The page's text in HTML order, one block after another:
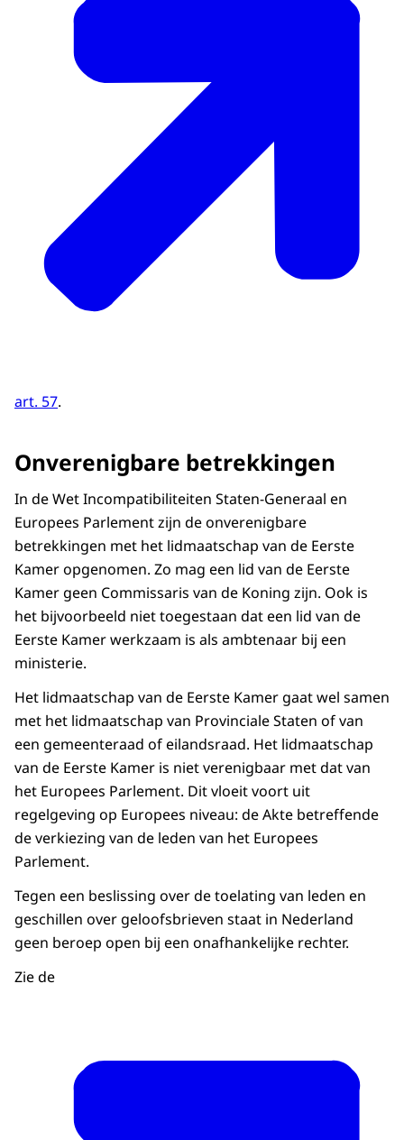
art. 57.
Onverenigbare betrekkingen
In de Wet Incompatibiliteiten Staten-Generaal en
Europees Parlement zijn de onverenigbare
betrekkingen met het lidmaatschap van de Eerste
Kamer opgenomen. Zo mag een lid van de Eerste
Kamer geen Commissaris van de Koning zijn. Ook is
het bijvoorbeeld niet toegestaan dat een lid van de
Eerste Kamer werkzaam is als ambtenaar bij een
ministerie.
Het lidmaatschap van de Eerste Kamer gaat wel samen
met het lidmaatschap van Provinciale Staten of van
een gemeenteraad of eilandsraad. Het lidmaatschap
van de Eerste Kamer is niet verenigbaar met dat van
het Europees Parlement. Dit vloeit voort uit
regelgeving op Europees niveau: de Akte betreffende
de verkiezing van de leden van het Europees
Parlement.
Tegen een beslissing over de toelating van leden en
geschillen over geloofsbrieven staat in Nederland
geen beroep open bij een onafhankelijke rechter.
Zie de